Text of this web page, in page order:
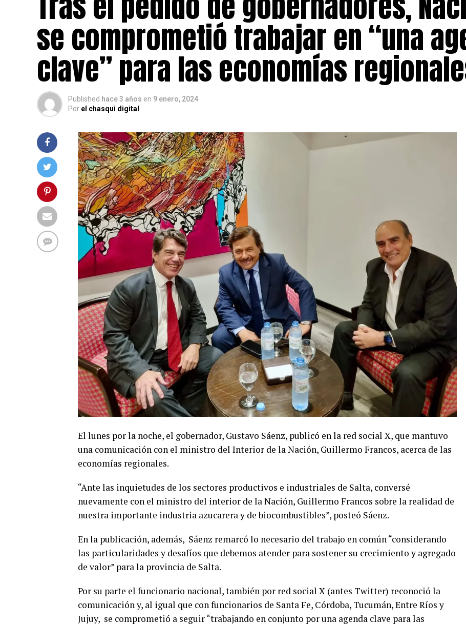
se comprometió trabajar en “una
clave” para las economías
Published hace 3 años en 9 enero, 2024
Por el chasqui digital
El lunes por la noche, el gobernador, Gustavo Sáenz, publicó en la red social X, que mantuvo
una comunicación con el ministro del Interior de la Nación, Guillermo Francos, acerca de las
economías regionales.
“Ante las inquietudes de los sectores productivos e industriales de Salta, conversé
nuevamente con el ministro del interior de la Nación, Guillermo Francos sobre la realidad de
nuestra importante industria azucarera y de biocombustibles”, posteó Sáenz.
En la publicación, además, Sáenz remarcó lo necesario del trabajo en común “considerando
las particularidades y desafíos que debemos atender para sostener su crecimiento y agregado
de valor” para la provincia de Salta.
Por su parte el funcionario nacional, también por red social X (antes Twitter) reconoció la
comunicación y, al igual que con funcionarios de Santa Fe, Córdoba, Tucumán, Entre Ríos y
Jujuy, se comprometió a seguir “trabajando en conjunto por una agenda clave para las